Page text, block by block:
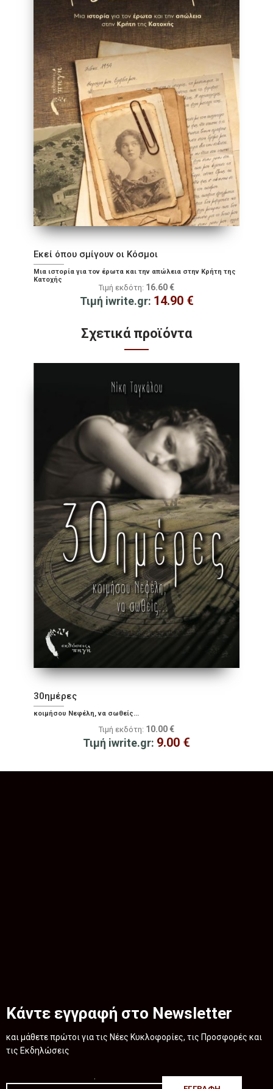
Εκεί όπου σμίγουν οι Κόσμοι
Μια ιστορία για τον έρωτα και την απώλεια στην Κρήτη της
Κατοχής
Τιμή εκδότη: 16.60 €
Τιμή iwrite.gr: 14.90 €
Σχετικά προϊόντα
30ημέρες
κοιμήσου Νεφέλη, να σωθείς...
Τιμή εκδότη: 10.00 €
Τιμή iwrite.gr: 9.00 €
Κάντε εγγραφή στο Newsletter
και μάθετε πρώτοι για τις Νέες Κυκλοφορίες, τις Προσφορές και
τις Εκδηλώσεις
.